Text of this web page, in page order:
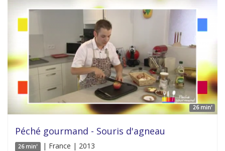
26 min'
Péché gourmand - Souris d'agneau
26 min' | France | 2013